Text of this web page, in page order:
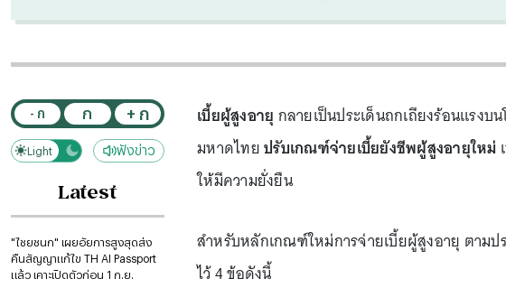
- ก ก + ก
Dark
Light ฟังข่าว
Latest
"ไชยชนก" เผยอัยการสูงสุดส่ง
คืนสัญญาแก้ไข TH AI Passport
แล้ว เคาะเปิดตัวก่อน 1 ก.ย.
เบี้ยผู้สูงอายุ กลายเป็นประเด็นถกเถียงร้อนแรง
มหาดไทยปรับเกณฑ์จ่ายเบี้ยยังชีพผู้สูงอายุใหม่
ให้มีความยั่งยืน
สำหรับหลักเกณฑ์ใหม่การจ่ายเบี้ยผู้สูงอายุ ตามป
ไว้ 4 ข้อดังนี้